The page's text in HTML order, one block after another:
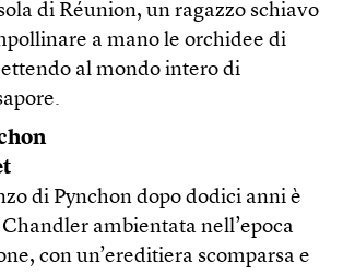
di Réunion, un ragazzo schiavo
a mano le orchidee di
al mondo intero di
di Pynchon dopo dodici anni è
ambientata nell’epoca
con un’ereditiera scomparsa e